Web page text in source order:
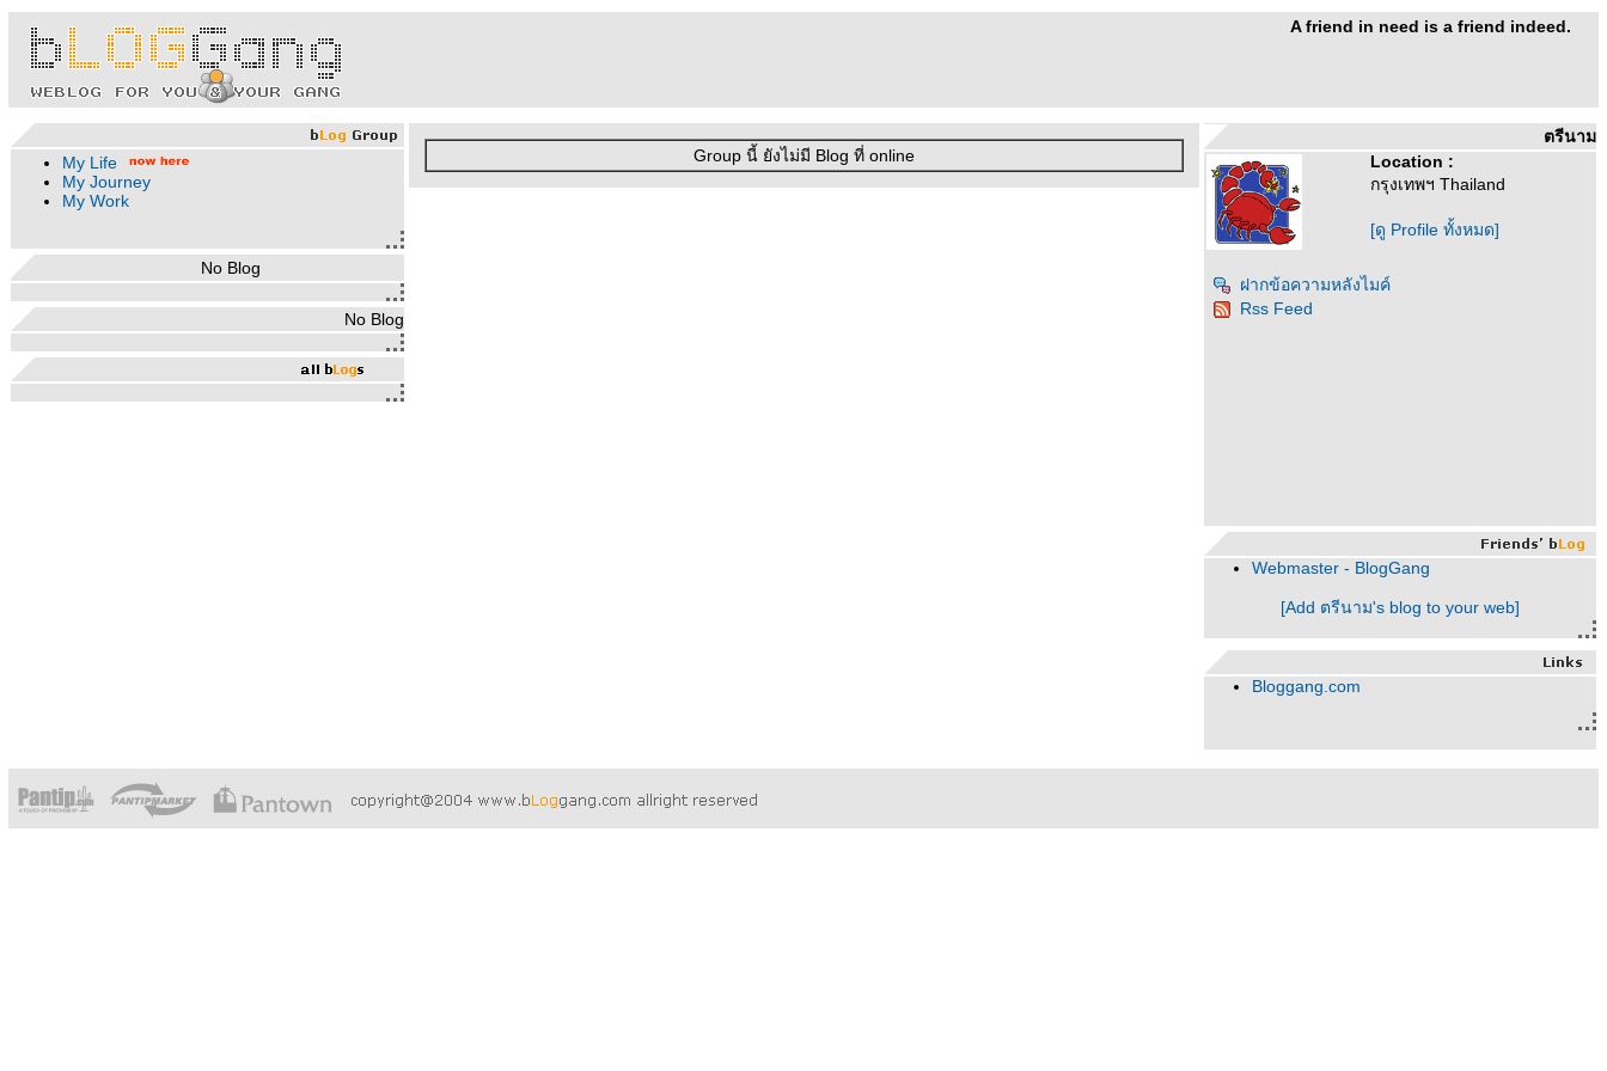
A friend in need is a friend indeed.
My Life
My Journey
My Work
No Blog
No Blog
Group นี้ ยังไม่มี Blog ที่ online
ตรีนาม
Location :
กรุงเทพฯ Thailand
[ดู Profile ทั้งหมด]
ฝากข้อความหลังไมค์
Rss Feed
Webmaster - BlogGang
[Add ตรีนาม's blog to your web]
Bloggang.com